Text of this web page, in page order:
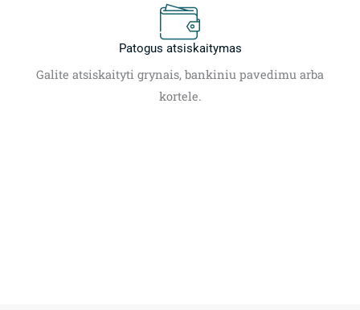
Patogus atsiskaitymas
Galite atsiskaityti grynais, bankiniu pavedimu arba
kortele.